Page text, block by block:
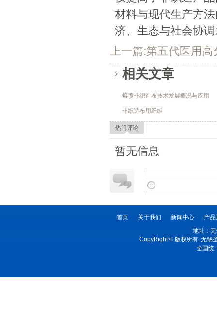
材料与现代生产方
济、生态与社会协
上一篇:第五代医用
相关文章
熔喷非织造布技术发展概况与应用
非织造布用纤维
热门评论
暂无信息
首页 关于我们 新闻中心
产品
地址：
CopyRight © 版权所有: 无锡
全国统